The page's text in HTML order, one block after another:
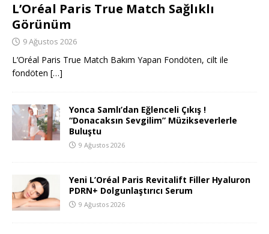
L’Oréal Paris True Match Sağlıklı
Görünüm
9 Ağustos 2026
L’Oréal Paris True Match Bakım Yapan Fondöten, cilt ile
fondöten […]
Yonca Samlı’dan Eğlenceli Çıkış !
“Donacaksın Sevgilim” Müzikseverlerle
Buluştu
9 Ağustos 2026
Yeni L’Oréal Paris Revitalift Filler Hyaluron
PDRN+ Dolgunlaştırıcı Serum
9 Ağustos 2026